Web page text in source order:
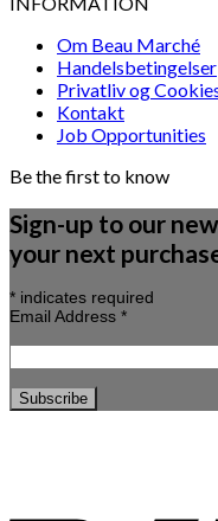
Om Beau Marché
Handelsbetingelser
Privatliv og
Kontakt
Job Opportunities
Be the first to know
Sign-up to our
your next
* indicates required
Email Address *